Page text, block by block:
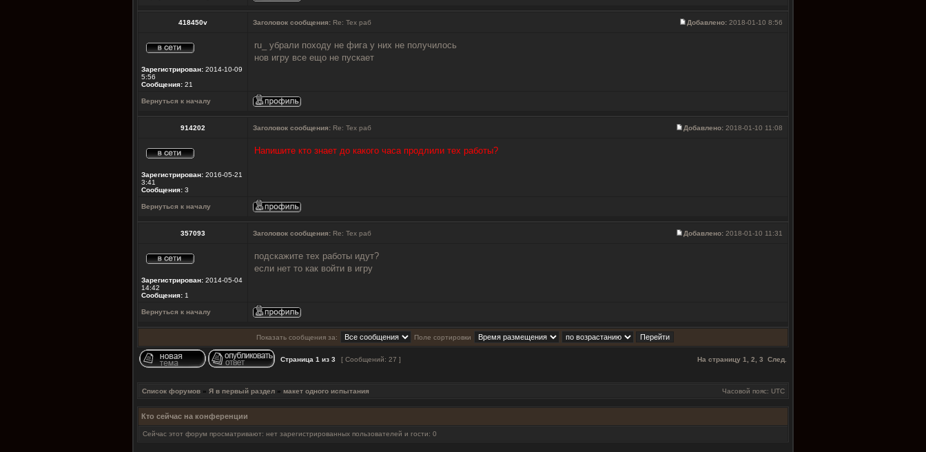
418450v Заголовок сообщения: Re: Тех раб Добавлено: 2018-01-10 8:56
Зарегистрирован: 2014-10-09
5:56
Сообщения: 21
ru_ убрали походу не фига у них не получилось
нов игру все ещо не пускает
Вернуться к началу
914202 Заголовок сообщения: Re: Тех раб Добавлено: 2018-01-10 11:08
Зарегистрирован: 2016-05-21
3:41
Сообщения: 3
Напишите кто знает до какого часа продлили тех работы?
Вернуться к началу
357093 Заголовок сообщения: Re: Тех раб Добавлено: 2018-01-10 11:31
Зарегистрирован: 2014-05-04
14:42
Сообщения: 1
подскажите тех работы идут?
если нет то как войти в игру
Вернуться к началу
Показать сообщения за: Поле сортировки
Страница 1 из 3 [ Сообщений: 27 ] На страницу 1 2 3 След.
Список форумов » Я в первый раздел » макет одного испытания Часовой пояс: UTC
Кто сейчас на конференции
Сейчас этот форум просматривают: нет зарегистрированных пользователей и гости: 0